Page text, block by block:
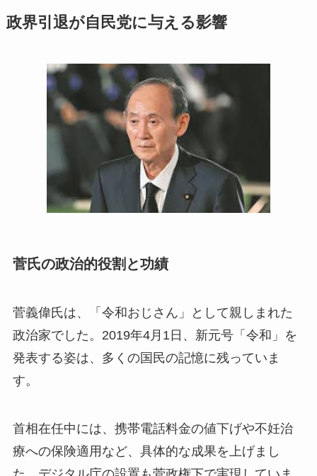
政界引退が自民党に与える影響
菅氏の政治的役割と功績
菅義偉氏は、「令和おじさん」として親しまれた
政治家でした。2019年4月1日、新元号「令和」を
発表する姿は、多くの国民の記憶に残っていま
す。
首相在任中には、携帯電話料金の値下げや不妊治
療への保険適用など、具体的な成果を上げまし